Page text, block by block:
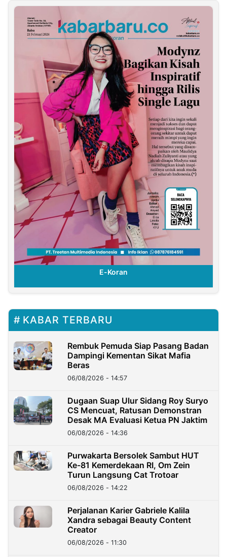
E-Koran
KABAR TERBARU
Rembuk Pemuda Siap Pasang Badan
Dampingi Kementan Sikat Mafia
Beras
06/08/2026 - 14:57
Dugaan Suap Ulur Sidang Roy Suryo
CS Mencuat, Ratusan Demonstran
Desak MA Evaluasi Ketua PN Jaktim
06/08/2026 - 14:36
Purwakarta Bersolek Sambut HUT
Ke-81 Kemerdekaan RI, Om Zein
Turun Langsung Cat Trotoar
06/08/2026 - 14:22
Perjalanan Karier Gabriele Kalila
Xandra sebagai Beauty Content
Creator
06/08/2026 - 11:30